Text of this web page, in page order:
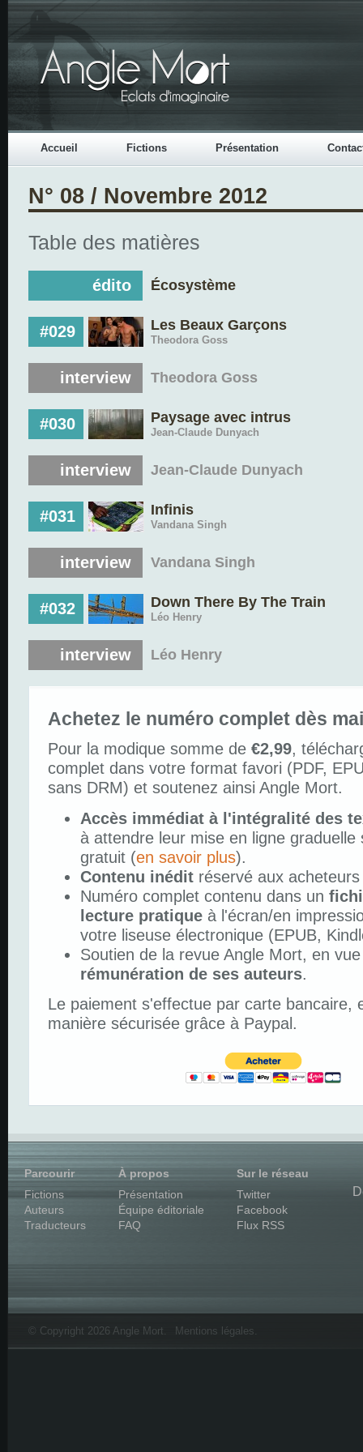
Accueil Fictions Présentation
N° 08 / Novembre 2012
Table des matières
édito Écosystème
#029 Les Beaux Garçons
Theodora Goss
interview Theodora Goss
#030 Paysage avec intrus
Jean-Claude Dunyach
interview Jean-Claude Dunyach
#031 Infinis
Vandana Singh
interview Vandana Singh
#032 Down There By The Train
Léo Henry
interview Léo Henry
Achetez le numéro complet dès
Pour la modique somme de €2,99,
complet dans votre format favori (PDF,
sans DRM) et soutenez ainsi Angle Mort.
Accès immédiat à l'intégralité des
à attendre leur mise en ligne graduelle
gratuit (en savoir plus).
Contenu inédit réservé aux
Numéro complet contenu dans un
lecture pratique à l'écran/en
votre liseuse électronique (EPUB,
Soutien de la revue Angle Mort, en
rémunération de ses auteurs.
Le paiement s'effectue par carte bancaire,
manière sécurisée grâce à Paypal.
Parcourir
Fictions
Auteurs
Traducteurs
À propos
Présentation
Équipe éditoriale
FAQ
Sur le réseau
Twitter
Facebook
Flux RSS
© Copyright 2026 Angle Mort. Mentions légales.